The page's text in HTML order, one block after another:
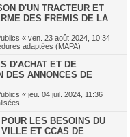
D'UN TRACTEUR ET
DES FREMIS DE LA
« ven. 23 août 2024, 10:34
adaptées (MAPA)
D'ACHAT ET DE
DES ANNONCES DE
« jeu. 04 juil. 2024, 11:36
LES BESOINS DU
ET CCAS DE